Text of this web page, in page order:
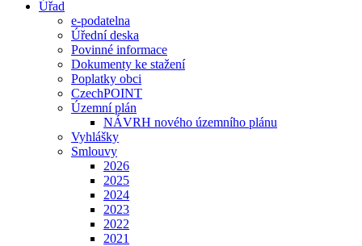
Úřad
e-podatelna
Úřední deska
Povinné informace
Dokumenty ke stažení
Poplatky obci
CzechPOINT
Územní plán
NÁVRH nového územního plánu
Vyhlášky
Smlouvy
2026
2025
2024
2023
2022
2021